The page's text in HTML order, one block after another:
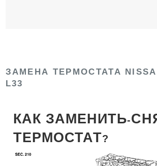
ЗАМЕНА ТЕРМОСТАТА
L33
КАК ЗАМЕНИТЬ-
ТЕРМОСТАТ?